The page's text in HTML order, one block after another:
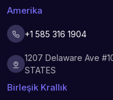
Amerika
+1 585 316 1904
1207 Delaware Ave
STATES
Birleşik Krallık